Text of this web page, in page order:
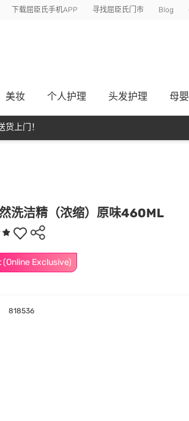
下载屈臣氏手机APP 寻找屈臣氏门市 Blog
美妆 个人护理 头发护理 母嬰
上门！
洗洁精（浓缩）原味460ML
(Online Exclusive)
818536